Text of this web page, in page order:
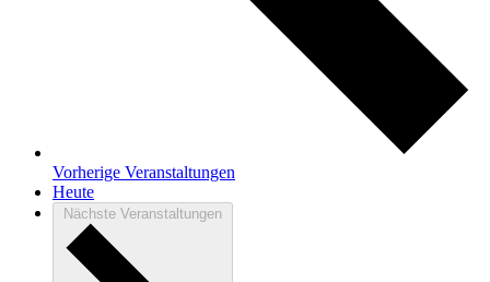
Vorherige Veranstaltungen
Heute
Nächste Veranstaltungen